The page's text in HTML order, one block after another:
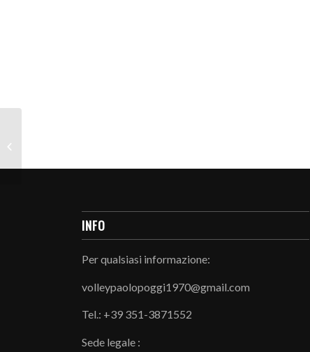
INFO
Per qualsiasi informazione:
volleypaolopoggi1970@gmail.com
Tel.: +39 351-3871552
Sede legale :